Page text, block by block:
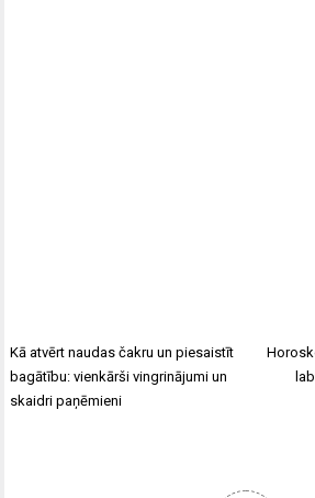
Kā atvērt naudas čakru un piesaistīt
bagātību: vienkārši vingrinājumi un
skaidri paņēmieni